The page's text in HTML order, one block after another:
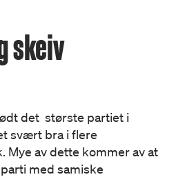
skeiv
det største partiet i
svært bra i flere
Mye av dette kommer av at
med samiske